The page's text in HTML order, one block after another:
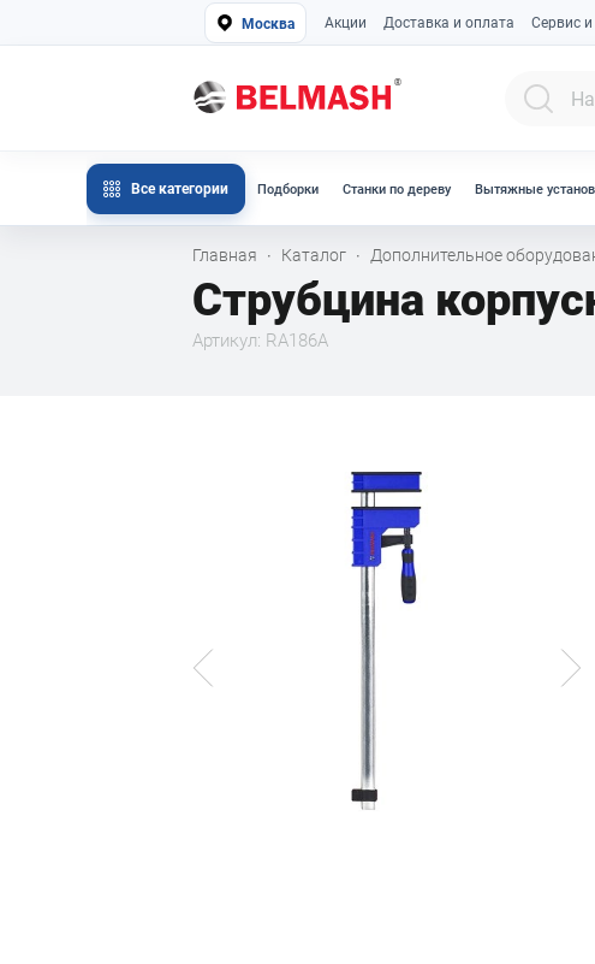
Москва Акции Доставка и оплата Сервис
Все категории Подборки Станки по дереву Вытяжные
Главная · Каталог · Дополнительное
Струбцина
Артикул: RA186A